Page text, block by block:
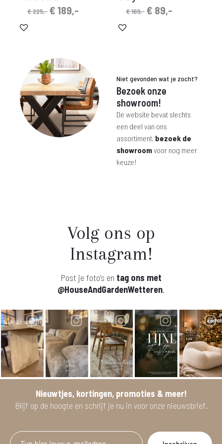
€225,- Oorspronkelijke
€189,- €169,- Oorspronkelijke
€ 89,-
Niet gevonden wat je zocht?
Bezoek onze
showroom!
De website bevat slechts
een deel van ons
assortiment, bezoek de
showroomvoor nog meer
keuze!
Volg ons op
Instagram!
Post je foto's en tag ons met
@HouseAndGardenWetteren.
Nieuwtjes, kortingen, promoties & meer!
Blijf op de hoogte en schrijf je nu in voor onze nieuwsbrief.